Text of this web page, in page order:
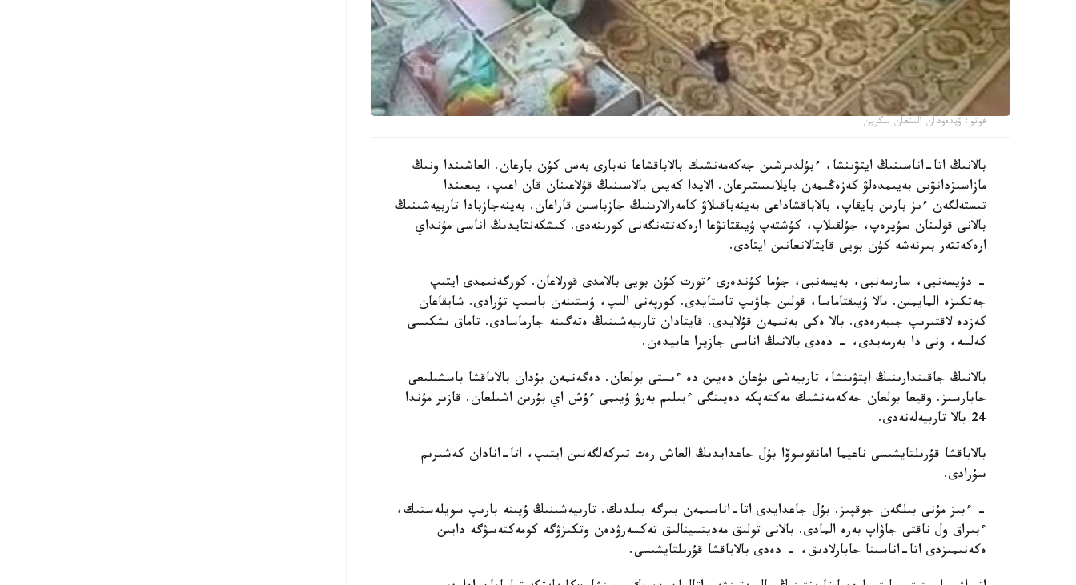
فوتو: ۆيدەودان الىنعان سكرين
بالانىڭ اتا-اناسىنىڭ ايتۋىنشا، ءبۇلدىرشىن جەكەمەنشىك بالاباقشاعا نەبارى بەس كۇن بارعان. العاشىندا ونىڭ
مازاسىزدانۋىن بەيىمدەلۋ كەزەڭىمەن بايلانىستىرعان. الايدا كەيىن بالاسىنىڭ قۇلاعىنان قان اعىپ، يىعىندا
تىستەلگەن ءىز بارىن بايقاپ، بالاباقشاداعى بەينەباقىلاۋ كامەرالارىنىڭ جازباسىن قاراعان. بەينەجازبادا تاربيەشىنىڭ
بالانى قولىنان سۇيرەپ، جۇلقىلاپ، كۇشتەپ ۇيىقتاتۋعا ارەكەتتەنگەنى كورىنەدى. كىشكەنتايدىڭ اناسى مۇنداي
ارەكەتتەر بىرنەشە كۇن بويى قايتالانعانىن ايتادى.
- دۇيسەنبى، سارسەنبى، بەيسەنبى، جۇما كۇندەرى ءتورت كۇن بويى بالامدى قورلاعان. كورگەنىمدى ايتىپ
جەتكىزە المايمىن. بالا ۇيىقتاماسا، قولىن جاۋىپ تاستايدى. كورپەنى الىپ، ۇستىنەن باسىپ تۇرادى. شايقاعان
كەزدە لاقتىرىپ جىبەرەدى. بالا ەكى بەتىمەن قۇلايدى. قايتادان تاربيەشىنىڭ ەتەگىنە جارماسادى. تاماق ىشكىسى
كەلسە، ونى دا بەرمەيدى، - دەدى بالانىڭ اناسى جازيرا عابيدەن.
بالانىڭ جاقىندارىنىڭ ايتۋىنشا، تاربيەشى بۇعان دەيىن دە ءىستى بولعان. دەگەنمەن بۇدان بالاباقشا باسشىلىعى
حابارسىز. وقيعا بولعان جەكەمەنشىك مەكتەپكە دەيىنگى ءبىلىم بەرۋ ۇيىمى ءۇش اي بۇرىن اشىلعان. قازىر مۇندا
24 بالا تاربيەلەنەدى.
بالاباقشا قۇرىلتايشىسى ناعيما امانقوسوۆا بۇل جاعدايدىڭ العاش رەت تىركەلگەنىن ايتىپ، اتا-انادان كەشىرىم
سۇرادى.
- ءبىز مۇنى بىلگەن جوقپىز. بۇل جاعدايدى اتا-اناسىمەن بىرگە بىلدىك. تاربيەشىنىڭ ۇيىنە بارىپ سويلەستىك،
ءبىراق ول ناقتى جاۋاپ بەرە المادى. بالانى تولىق مەديتسينالىق تەكسەرۋدەن وتكىزۋگە كومەكتەسۋگە دايىن
ەكەنىمىزدى اتا-اناسىنا حابارلادىق، - دەدى بالاباقشا قۇرىلتايشىسى.